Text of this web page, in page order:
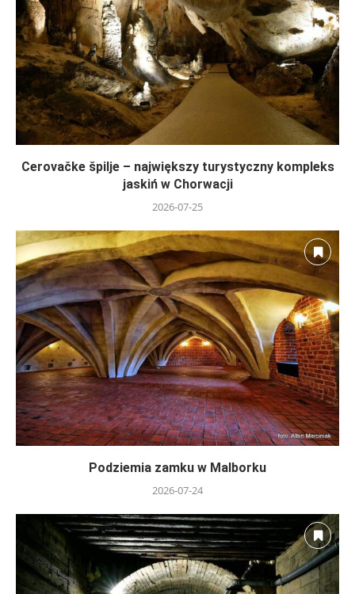
Cerovačke špilje – największy turystyczny kompleks
jaskiń w Chorwacji
2026-07-25
Podziemia zamku w Malborku
2026-07-24